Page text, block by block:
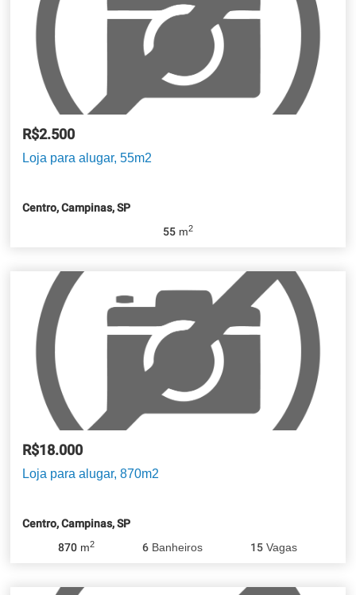
R$2.500
Loja para alugar, 55m2
Centro, Campinas, SP
55m2
R$18.000
Loja para alugar, 870m2
Centro, Campinas, SP
870 m2 6 Banheiros 15 Vagas